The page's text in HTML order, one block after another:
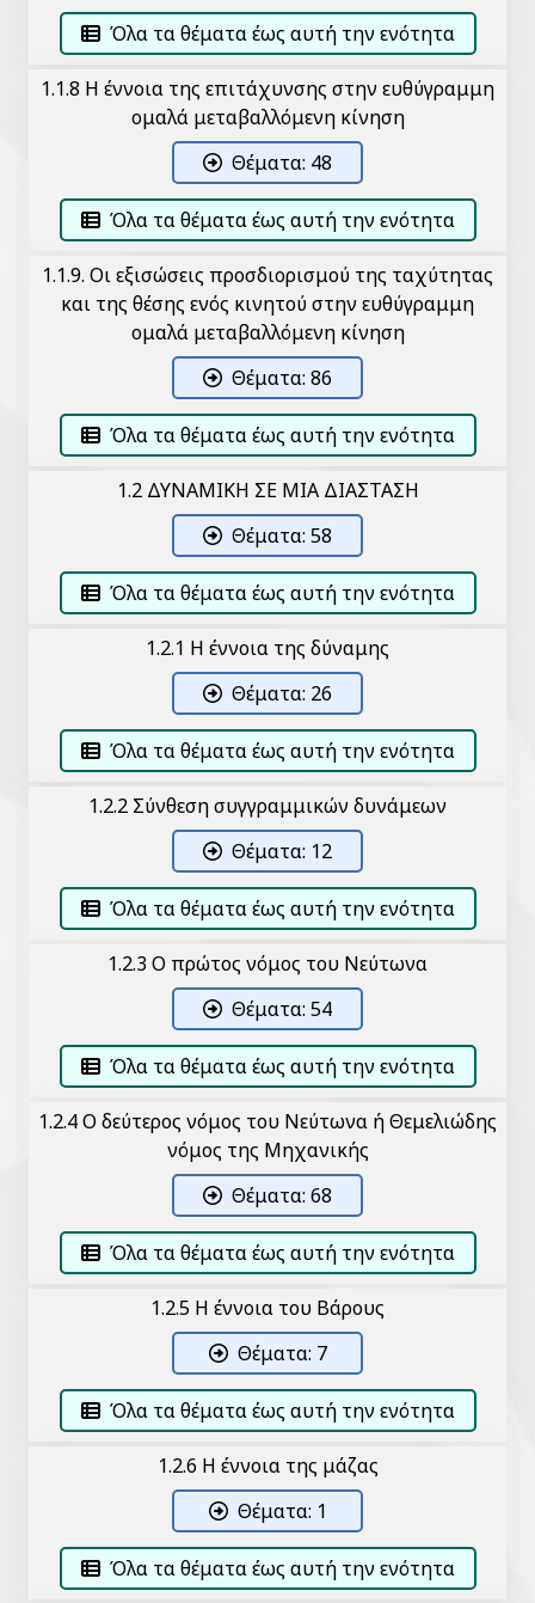
Όλα τα θέματα έως αυτή την ενότητα
1.1.8 Η έννοια της επιτάχυνσης στην ευθύγραμμη
ομαλά μεταβαλλόμενη κίνηση
Θέματα: 48
Όλα τα θέματα έως αυτή την ενότητα
1.1.9. Οι εξισώσεις προσδιορισμού της ταχύτητας
και της θέσης ενός κινητού στην ευθύγραμμη
ομαλά μεταβαλλόμενη κίνηση
Θέματα: 86
Όλα τα θέματα έως αυτή την ενότητα
1.2 ΔΥΝΑΜΙΚΗ ΣΕ ΜΙΑ ΔΙΑΣΤΑΣΗ
Θέματα: 58
Όλα τα θέματα έως αυτή την ενότητα
1.2.1 Η έννοια της δύναμης
Θέματα: 26
Όλα τα θέματα έως αυτή την ενότητα
1.2.2 Σύνθεση συγγραμμικών δυνάμεων
Θέματα: 12
Όλα τα θέματα έως αυτή την ενότητα
1.2.3 Ο πρώτος νόμος του Νεύτωνα
Θέματα: 54
Όλα τα θέματα έως αυτή την ενότητα
1.2.4 Ο δεύτερος νόμος του Νεύτωνα ή Θεμελιώδης
νόμος της Μηχανικής
Θέματα: 68
Όλα τα θέματα έως αυτή την ενότητα
1.2.5 Η έννοια του Βάρους
Θέματα: 7
Όλα τα θέματα έως αυτή την ενότητα
1.2.6 Η έννοια της μάζας
Θέματα: 1
Όλα τα θέματα έως αυτή την ενότητα